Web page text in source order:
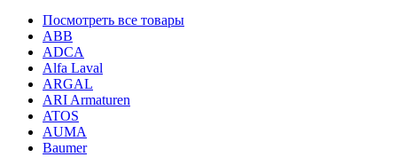
Посмотреть все товары
ABB
ADCA
Alfa Laval
ARGAL
ARI Armaturen
ATOS
AUMA
Baumer